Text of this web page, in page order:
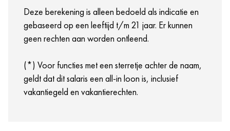
opleidings- en trainingsmogelijkheden die jij nodig
hebt om bij ons te excelleren.
Crewmeetings, events en meer!
Deze berekening is alleen bedoeld als indicatie en
gebaseerd op een leeftijd t/m 21 jaar. Er kunnen
geen rechten aan worden ontleend.
(*) Voor functies met een sterretje achter de naam,
geldt dat dit salaris een all-in loon is, inclusief
vakantiegeld en vakantierechten.